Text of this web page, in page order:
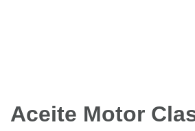
Aceite Motor